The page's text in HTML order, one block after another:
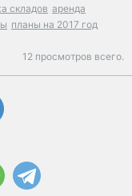
складов аренда
планы на 2017 год
12 просмотров всего.